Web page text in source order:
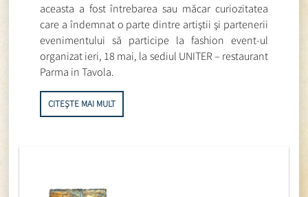
aceasta a fost întrebarea sau măcar curiozitatea
care a îndemnat o parte dintre artiştii şi partenerii
evenimentului să participe la fashion event-ul
organizat ieri, 18 mai, la sediul UNITER – restaurant
Parma in Tavola.
CITEȘTE MAI MULT